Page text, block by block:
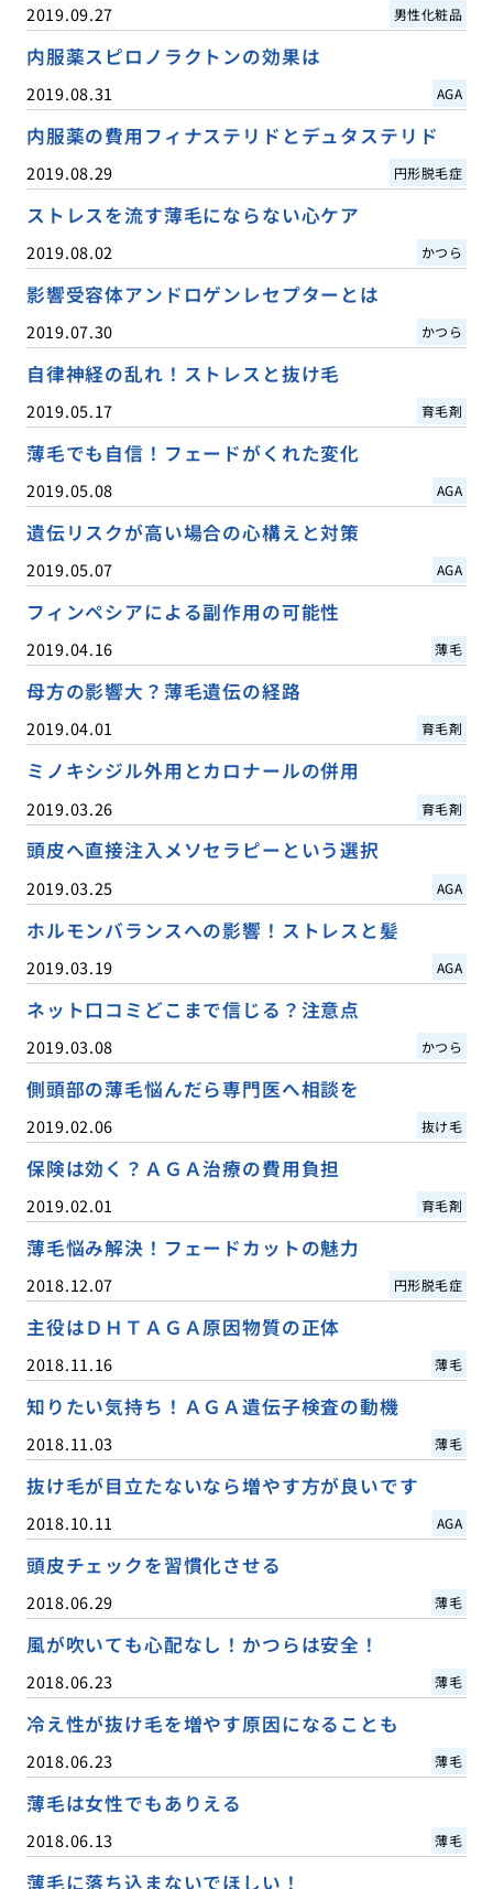
2019.09.27 男性化粧品
内服薬スピロノラクトンの効果は
2019.08.31 AGA
内服薬の費用フィナステリドとデュタステリド
2019.08.29 円形脱毛症
ストレスを流す薄毛にならない心ケア
2019.08.02 かつら
影響受容体アンドロゲンレセプターとは
2019.07.30 かつら
自律神経の乱れ！ストレスと抜け毛
2019.05.17 育毛剤
薄毛でも自信！フェードがくれた変化
2019.05.08 AGA
遺伝リスクが高い場合の心構えと対策
2019.05.07 AGA
フィンペシアによる副作用の可能性
2019.04.16 薄毛
母方の影響大？薄毛遺伝の経路
2019.04.01 育毛剤
ミノキシジル外用とカロナールの併用
2019.03.26 育毛剤
頭皮へ直接注入メソセラピーという選択
2019.03.25 AGA
ホルモンバランスへの影響！ストレスと髪
2019.03.19 AGA
ネット口コミどこまで信じる？注意点
2019.03.08 かつら
側頭部の薄毛悩んだら専門医へ相談を
2019.02.06 抜け毛
保険は効く？ＡＧＡ治療の費用負担
2019.02.01 育毛剤
薄毛悩み解決！フェードカットの魅力
2018.12.07 円形脱毛症
主役はＤＨＴＡＧＡ原因物質の正体
2018.11.16 薄毛
知りたい気持ち！ＡＧＡ遺伝子検査の動機
2018.11.03 薄毛
抜け毛が目立たないなら増やす方が良いです
2018.10.11 AGA
頭皮チェックを習慣化させる
2018.06.29 薄毛
風が吹いても心配なし！かつらは安全！
2018.06.23 薄毛
冷え性が抜け毛を増やす原因になることも
2018.06.23 薄毛
薄毛は女性でもありえる
2018.06.13 薄毛
薄毛に落ち込まないでほしい！